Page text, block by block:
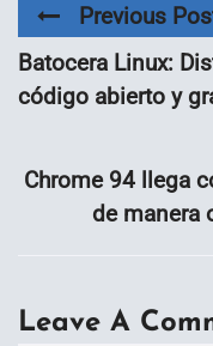
Previous
Batocera Linux:
código abierto y
Chrome 94 llega
de manera
Leave A